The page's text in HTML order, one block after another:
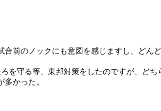
前のノックにも意図を感じますし、どん
を守る等、東邦対策をしたのですが、どち
かった。